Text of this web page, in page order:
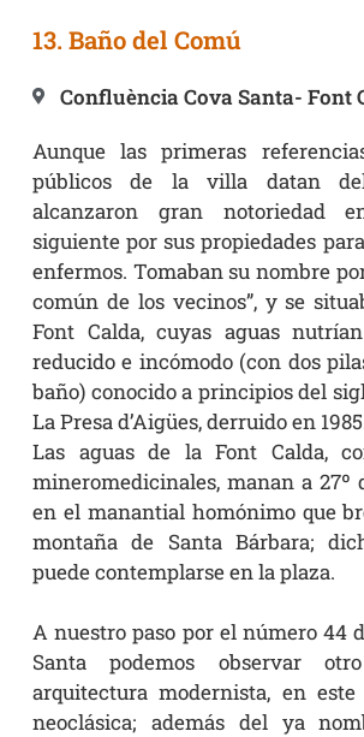
13. Baño del Comú
Confluència Cova Santa- Font
Aunque las primeras
públicos de la villa datan
alcanzaron gran notoriedad
siguiente por sus propiedades
enfermos. Tomaban su nombre
común de los vecinos”, y se
Font Calda, cuyas aguas
reducido e incómodo (con dos
baño) conocido a principios del
La Presa d’Aigües, derruido en
Las aguas de la Font Calda,
mineromedicinales, manan a 27º
en el manantial homónimo que
montaña de Santa Bárbara;
puede contemplarse en la plaza.
A nuestro paso por el número 44
Santa podemos observar
arquitectura modernista, en
neoclásica; además del ya